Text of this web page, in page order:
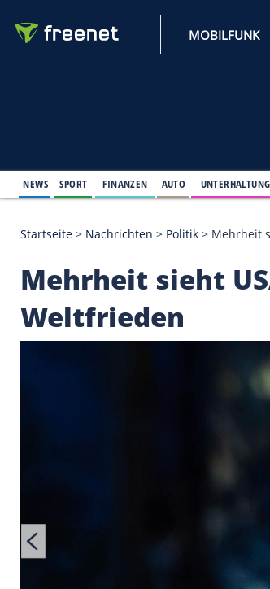
Startseite >Nachrichten > Politik >
Mehrheit